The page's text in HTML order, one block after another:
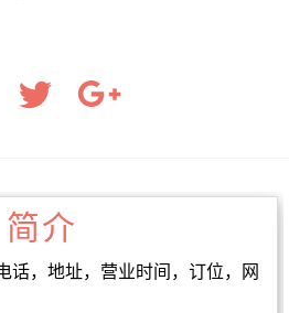
简介
话，地址，营业时间，订位，网